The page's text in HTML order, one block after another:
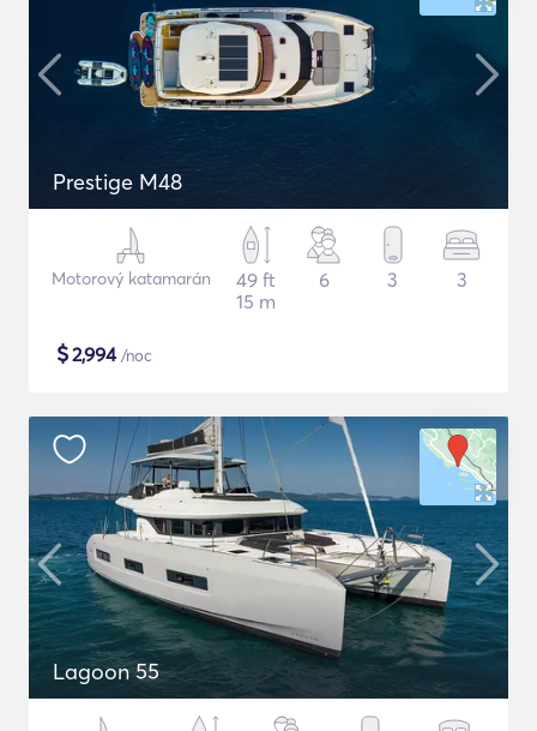
Prestige M48
Motorový katamarán
49 ft
15 m
6 3 3
$2,994/noc
Lagoon 55